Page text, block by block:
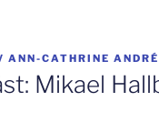
ANN-CATHRINE ANDRÉ
Mikael